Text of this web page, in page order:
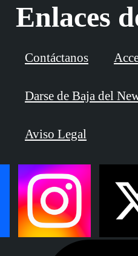
Enlaces
Contáctanos
Darse de Baja del
Aviso Legal